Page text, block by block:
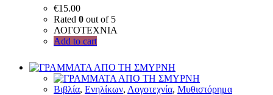
€15.00
Rated 0 out of 5
ΛΟΓΟΤΕΧΝΙΑ
Add to cart
Bιβλία, Ενηλίκων, Λογοτεχνία, Μυθιστόρημα